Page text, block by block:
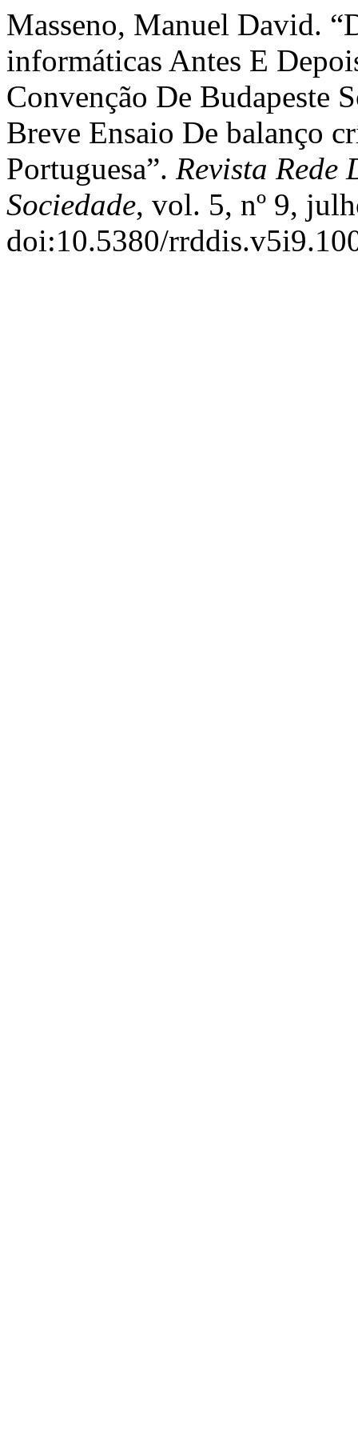
Masseno, Manuel David.
informáticas Antes E
Convenção De Budapeste
Breve Ensaio De balanço
Portuguesa”. Revista
Sociedade, vol. 5, nº 9,
doi:10.5380/